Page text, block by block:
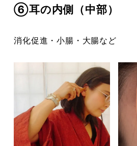
⑥耳の内側（中部）
消化促進・小腸・大腸など